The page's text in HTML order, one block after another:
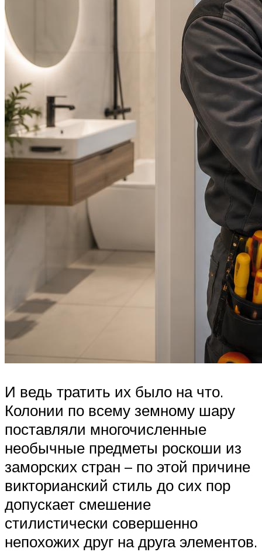
И ведь тратить их было на что.
Колонии по всему земному шару
поставляли многочисленные
необычные предметы роскоши из
заморских стран – по этой причине
викторианский стиль до сих пор
допускает смешение
стилистически совершенно
непохожих друг на друга элементов.